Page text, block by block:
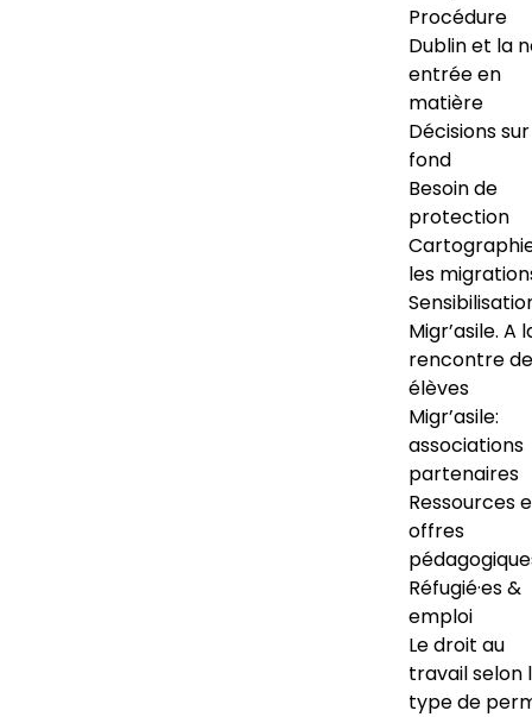
Procédure
Dublin et la
entrée en
matière
Décisions
fond
Besoin de
protection
les
Migr’asile. A
rencontre
élèves
Migr’asile:
associations
partenaires
Ressources
offres
Réfugié·es &
emploi
Le droit au
travail selon
type de